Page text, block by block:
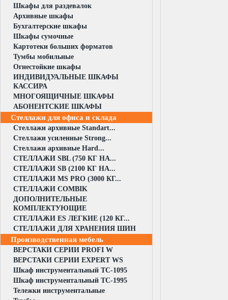
Шкафы для раздевалок
Архивные шкафы
Бухгалтерские шкафы
Шкафы сумочные
Картотеки больших форматов
Тумбы мобильные
Огнестойкие шкафы
ИНДИВИДУАЛЬНЫЕ ШКАФЫ
КАССИРА
МНОГОЯЩИЧНЫЕ ШКАФЫ
АБОНЕНТСКИЕ ШКАФЫ
Стеллажи для офиса и склада
Стеллажи архивные Standart...
Стеллажи усиленные Strong...
Стеллажи архивные Hard...
СТЕЛЛАЖИ SBL (750 КГ НА...
СТЕЛЛАЖИ SB (2100 КГ НА...
СТЕЛЛАЖИ MS PRO (3000 КГ...
СТЕЛЛАЖИ COMBIK
ДОПОЛНИТЕЛЬНЫЕ
КОМПЛЕКТУЮЩИЕ
СТЕЛЛАЖИ ES ЛЕГКИЕ (120 КГ...
СТЕЛЛАЖИ ДЛЯ ХРАНЕНИЯ ШИН
Производственная мебель
ВЕРСТАКИ СЕРИИ PROFI W
ВЕРСТАКИ СЕРИИ EXPERT WS
Шкаф инструментальный TC-1095
Шкаф инструментальный TC-1995
Тележки инструментальные